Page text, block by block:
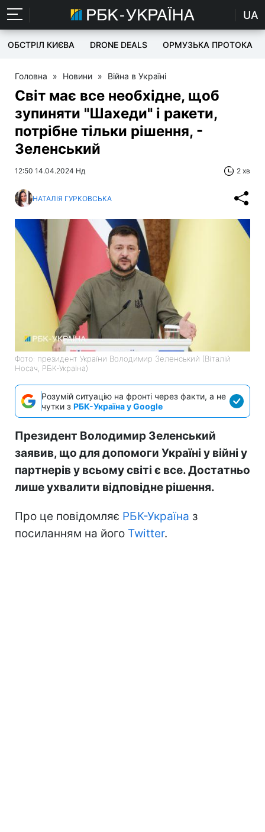
UA
ОБСТРІЛ КИЄВА DRONE DEALS ОРМУЗЬКА ПРОТОКА
Головна » Новини » Війна в Україні
Світ має все необхідне, щоб
зупиняти "Шахеди" і ракети,
потрібне тільки рішення, -
Зеленський
12:50 14.04.2024 Нд 2 хв
НАТАЛІЯ ГУРКОВСЬКА
Фото: президент України Володимир Зеленський (Віталій
Носач, РБК-Україна)
Розумій ситуацію на фронті через факти, а не
чутки з РБК-Україна у Google
Президент Володимир Зеленський
заявив, що для допомоги Україні у війні у
партнерів у всьому світі є все. Достатньо
лише ухвалити відповідне рішення.
Про це повідомляє РБК-Україна з
посиланням на його Twitter.